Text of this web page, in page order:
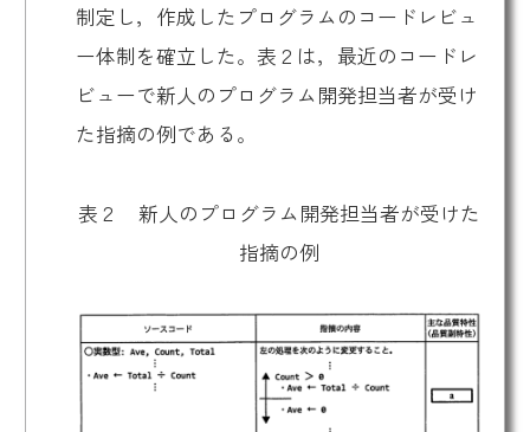
制定し，作成したプログラムのコードレビュ
ー体制を確立した。表２は，最近のコードレ
ビューで新人のプログラム開発担当者が受け
た指摘の例である。
表２ 新人のプログラム開発担当者が受けた
指摘の例